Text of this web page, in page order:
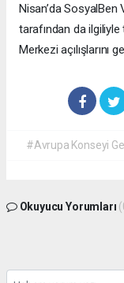
Nisan’da SosyalBen
tarafından da
Merkezi açılışlarını
#Avrupa Konseyi
Okuyucu Yorumları